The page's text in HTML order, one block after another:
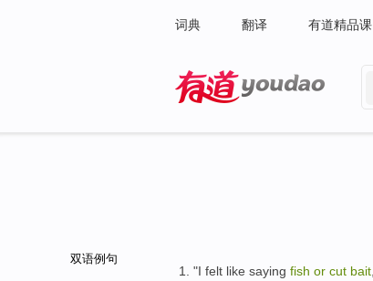
词典 翻译 有道精品课
双语例句
"I felt like saying fish or cut bait